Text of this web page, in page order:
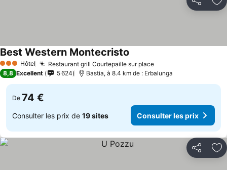
Partager
3 ÉtoilesHôtel Restaurant grill Courtepaille sur placeConsulter les prix
Best Western Montecristo
8,8 Excellent 5 624 Bastia, à 8.4 km de : Erbalunga
De 74 €
Consulter les prix de 19 sites Consulter les prix
Partager